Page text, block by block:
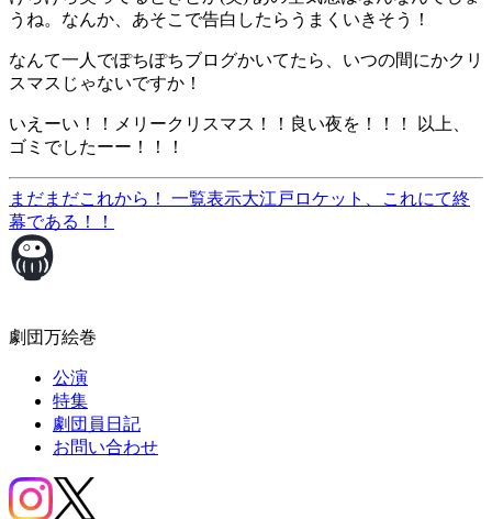
うね。なんか、あそこで告白したらうまくいきそう！
なんて一人でぽちぽちブログかいてたら、いつの間にかクリ
スマスじゃないですか！
いえーい！！メリークリスマス！！良い夜を！！！ 以上、
ゴミでしたーー！！！
まだまだこれから！ 一覧表示大江戸ロケット、これにて終
幕である！！
劇団万絵巻
公演
特集
劇団員日記
お問い合わせ